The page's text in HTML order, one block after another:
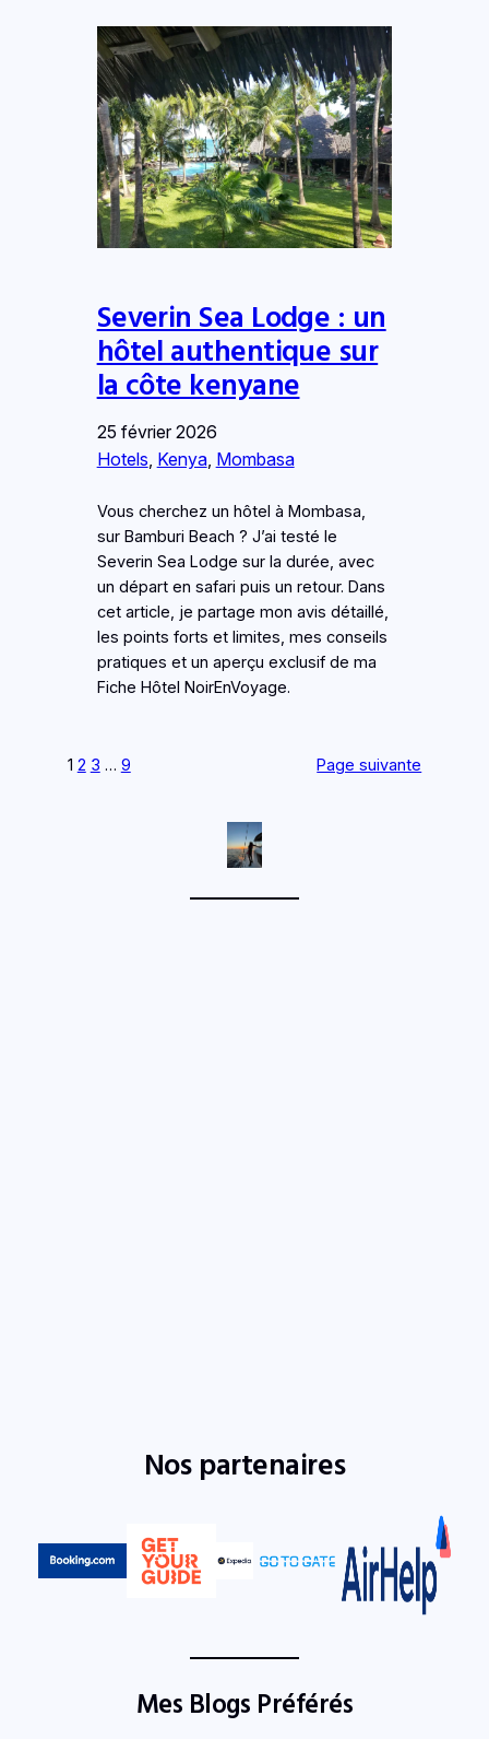
Severin Sea Lodge : un
hôtel authentique sur
la côte kenyane
25 février 2026
Hotels Kenya, Mombasa
Vous cherchez un hôtel à Mombasa,
sur Bamburi Beach ? J’ai testé le
Severin Sea Lodge sur la durée, avec
un départ en safari puis un retour. Dans
cet article, je partage mon avis détaillé,
les points forts et limites, mes conseils
pratiques et un aperçu exclusif de ma
Fiche Hôtel NoirEnVoyage.
1 2 3 … 9 Page suivante
Nos partenaires
Mes Blogs Préférés